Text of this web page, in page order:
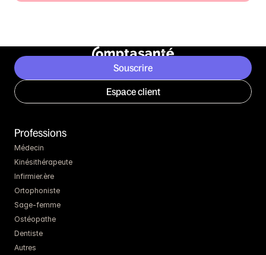
Souscrire
Espace client
Professions
Médecin
Kinésithérapeute
Infirmier.ère
Ortophoniste
Sage-femme
Ostéopathe
Dentiste
Autres